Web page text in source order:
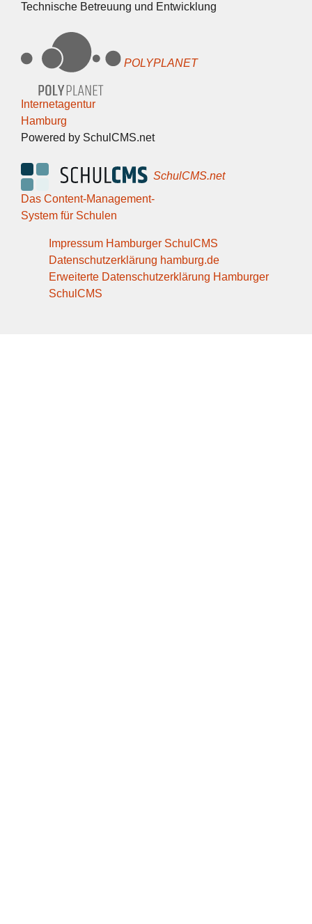
Technische Betreuung und Entwicklung
POLYPLANET
Internetagentur
Hamburg
Powered by SchulCMS.net
SchulCMS.net
Das Content-Management-
System für Schulen
Impressum Hamburger SchulCMS
Datenschutzerklärung hamburg.de
Erweiterte Datenschutzerklärung Hamburger
SchulCMS